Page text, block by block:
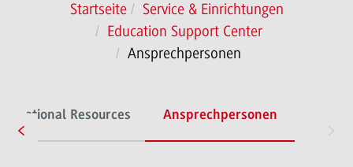
Startseite
Service & Einrichtungen
Education Support Center
Ansprechpersonen
Resources Ansprechpersonen